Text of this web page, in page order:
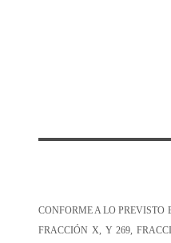
CONFORME A LO PREVISTO
FRACCIÓN X, Y 269,